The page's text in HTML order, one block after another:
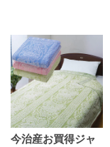
今治産お買得ジャ